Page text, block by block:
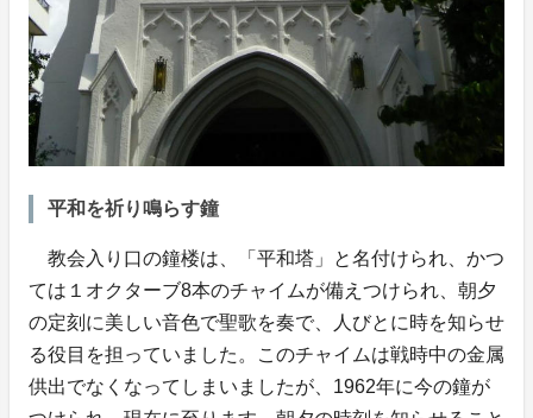
平和を祈り鳴らす鐘
教会入り口の鐘楼は、「平和塔」と名付けられ、かつ
ては１オクターブ8本のチャイムが備えつけられ、朝夕
の定刻に美しい音色で聖歌を奏で、人びとに時を知らせ
る役目を担っていました。このチャイムは戦時中の金属
供出でなくなってしまいましたが、1962年に今の鐘が